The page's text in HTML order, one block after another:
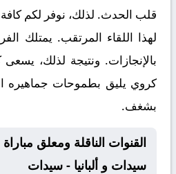
قلب الحدث. لذلك، نوفر لكم كافة
لهذا اللقاء المرتقب. يمتلك
بالإنجازات. ونتيجة لذلك،
كروي يليق بطموحات جماهيره
بشغف.
القنوات الناقلة ومعلق
سيدات و ألبانيا - سيدات